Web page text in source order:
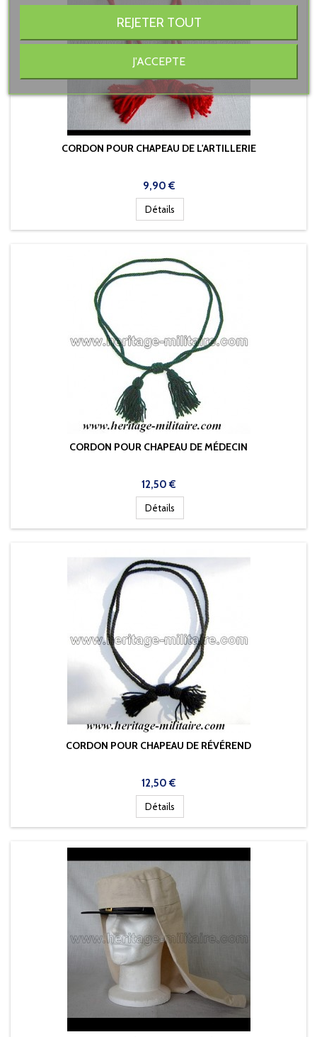
CORDON POUR CHAPEAU DE L'ARTILLERIE
Prix
9,90 €
Détails
CORDON POUR CHAPEAU DE MÉDECIN
Prix
12,50 €
Détails
CORDON POUR CHAPEAU DE RÉVÉREND
Prix
12,50 €
Détails
REJETER TOUT
J'ACCEPTE